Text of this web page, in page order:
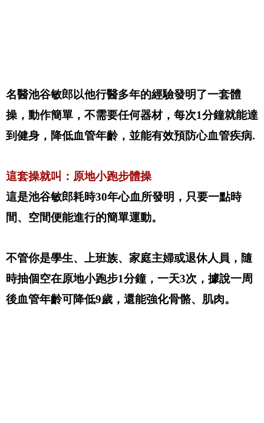
名醫池谷敏郎以他行醫多年的經驗發明了一套體
操，動作簡單，不需要任何器材，每次1分鐘就能達
到健身，降低血管年齡，並能有效預防心血管疾病.
這套操就叫：原地小跑步體操
這是池谷敏郎耗時30年心血所發明，只要一點時
間、空間便能進行的簡單運動。
不管你是學生、上班族、家庭主婦或退休人員，隨
時抽個空在原地小跑步1分鐘，一天3次，據說一周
後血管年齡可降低9歲，還能強化骨骼、肌肉。